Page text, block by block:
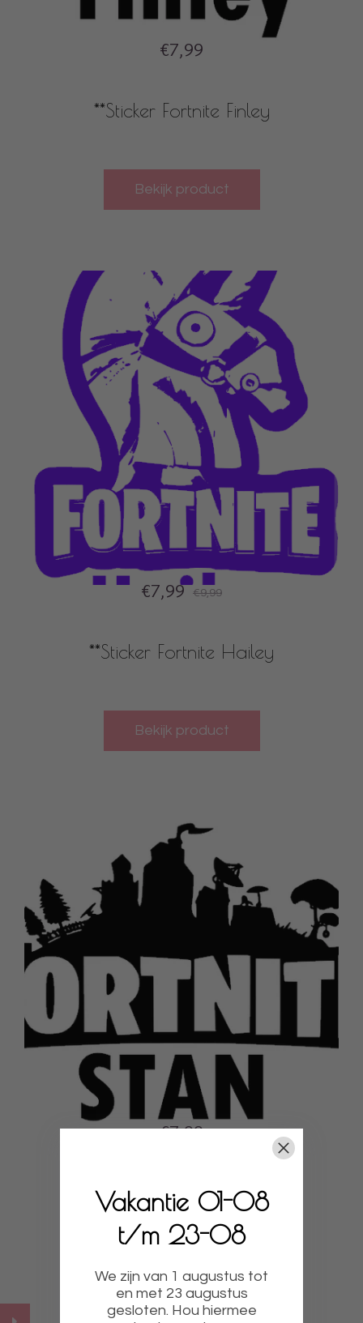
€7,99
**Sticker Fortnite Finley
Bekijk product
€7,99 €9,99
**Sticker Fortnite Hailey
Bekijk product
€7,99
**Sticker Fortnite Stan
Bekijk product
Vakantie 01-08
t/m 23-08
We zijn van 1 augustus tot
en met 23 augustus
gesloten. Hou hiermee